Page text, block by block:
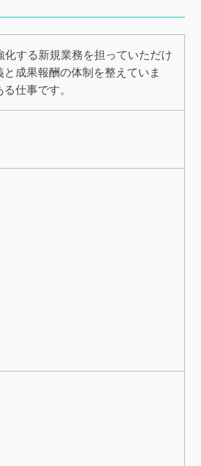
する新規業務を担っていただけ
成果報酬の体制を整えていま
仕事です。